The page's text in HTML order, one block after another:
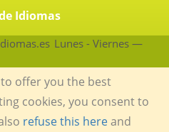
Idiomas
Lunes - Viernes —
offer you the best
cookies, you consent to
refuse this hereand